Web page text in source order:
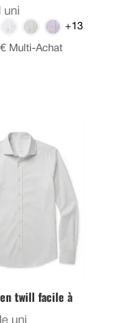
uni
+13
Multi-Achat
twill facile à
uni